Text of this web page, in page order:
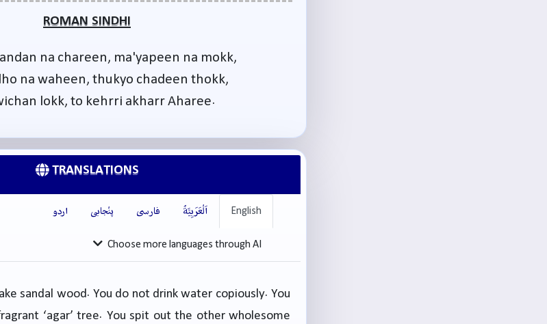
ROMAN SINDHI
na chareen, ma'yapeen na mokk,
na waheen, thukyo chadeen thokk,
lokk, to kehrri akharr Aharee.
TRANSLATIONS
English اَلْعَرَبِيَّةُ فارسی پنْجابی اردو
Choose more languages through AI
sandal wood. You do not drink water copiously. You
‘agar’ tree. You spit out the other wholesome